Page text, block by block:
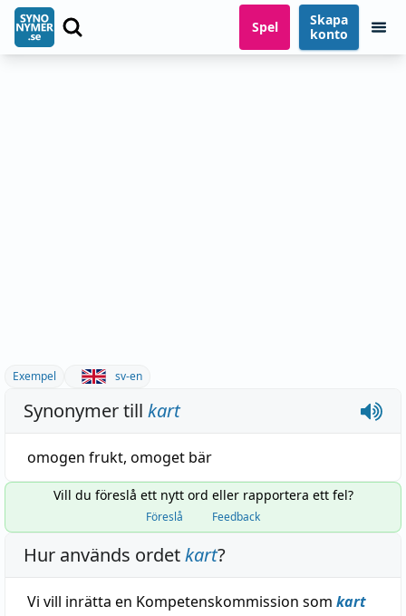
Spel
Skapa
konto
Exempel sv-en
Synonymer till kart
omogen frukt, omoget bär
Vill du föreslå ett nytt ord eller rapportera ett fel?
Föreslå Feedback
Hur används ordetkart?
Vi vill inrätta en Kompetenskommission som kart